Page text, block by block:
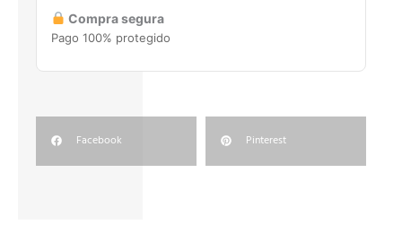
Compra segura
Pago 100% protegido
Facebook Pinterest